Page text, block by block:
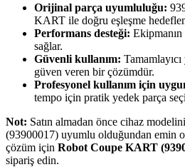
Orijinal parça uyumluluğu:
KART ile doğru eşleşme
Performans desteği: Ekipmanın
sağlar.
Güvenli kullanım:
güven veren bir çözümdür.
Profesyonel kullanım için
tempo için pratik yedek parça
Not: Satın almadan önce cihaz
(93900017) uyumlu olduğundan emin
çözüm için Robot Coupe KART
sipariş edin.